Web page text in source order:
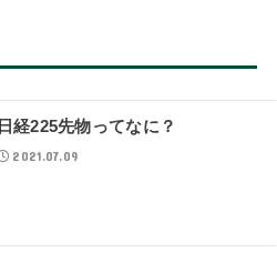
日経225先物ってなに？
2021.07.09